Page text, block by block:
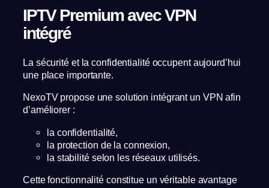
IPTV Premium avec VPN
intégré
La sécurité et la confidentialité occupent aujourd’hui
une place importante.
NexoTV propose une solution intégrant un VPN afin
d’améliorer :
la confidentialité,
la protection de la connexion,
la stabilité selon les réseaux utilisés.
Cette fonctionnalité constitue un véritable avantage